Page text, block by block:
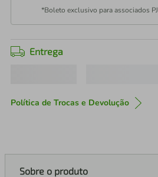
*Boleto exclusivo para associados PJ
Entrega
Política de Trocas e Devolução
Sobre o produto